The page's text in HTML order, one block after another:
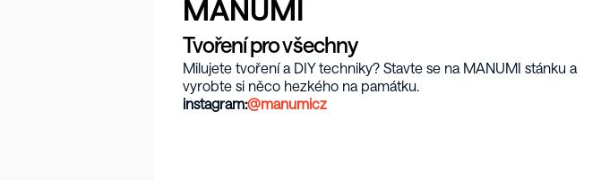
MANUMI
Tvoření pro všechny
Milujete tvoření a DIY techniky? Stavte se na MANUMI stánku a
vyrobte si něco hezkého na památku.
instagram:@manumicz